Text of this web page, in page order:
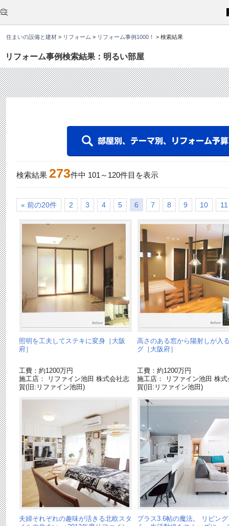
住まいの設備と建材 > リフォーム > リフォーム事例1000！ > 検索結果
リフォーム事例検索結果：明るい部屋
こ
か
ら
文
す
検索結果 273件中 101 ～ 120件目を表示
« 前の20件 2 3 4 5 6 7 8 9 10 11
照明を工夫してステキに変身［大阪
府］
工費：約1200万円
施工店： リファイン池田 株式会社志
賀(旧:リファイン池田)
高さのある窓から陽射しが入
グ［大阪府］
工費：約1200万円
施工店： リファイン池田 株式
賀(旧:リファイン池田)
夫婦それぞれの趣味が活きる北欧スタ
プラス3.6帖の魔法。 リビン